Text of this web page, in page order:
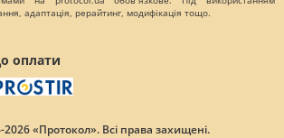
адаптація, рерайтинг, модифікація тощо.
оплати
«Протокол». Всі права захищені.